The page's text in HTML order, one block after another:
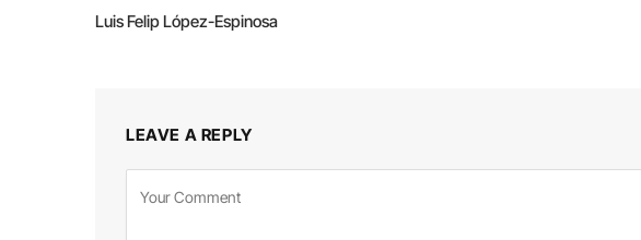
Luis Felip López-Espinosa
LEAVE A REPLY